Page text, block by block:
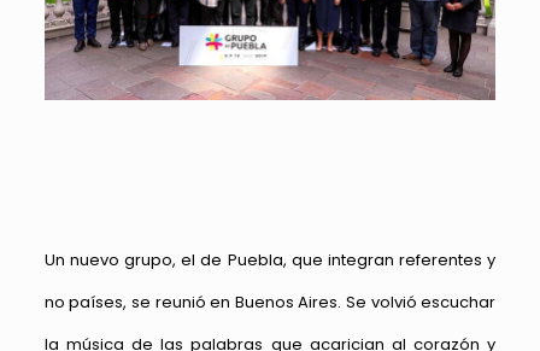
Un nuevo grupo, el de Puebla, que integran referentes y
no países, se reunió en Buenos Aires. Se volvió escuchar
la música de las palabras que acarician al corazón y